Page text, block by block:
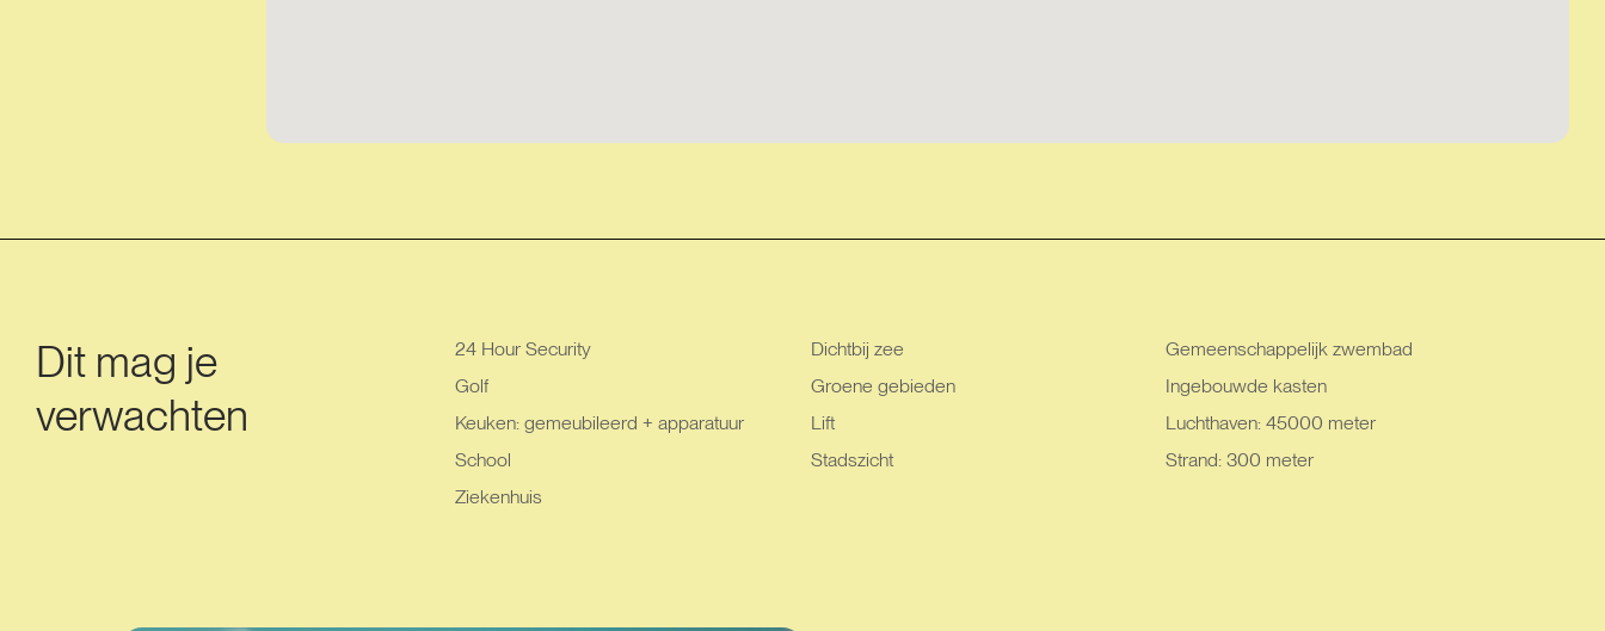
Dit mag je
verwachten
24 Hour Security Dichtbij zee
Gemeenschappelijk zwembad
Golf
Groene gebieden
Ingebouwde kasten
Keuken: gemeubileerd + apparatuur
Lift
Luchthaven: 45000 meter
School
Stadszicht
Strand: 300 meter
Ziekenhuis